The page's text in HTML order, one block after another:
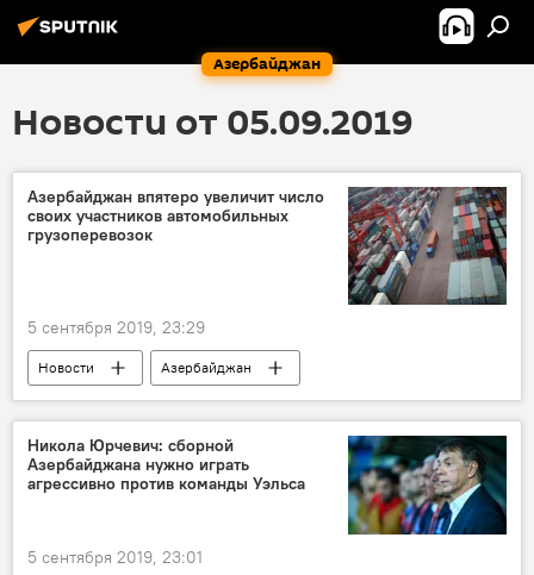
Азербайджан
Новости от 05.09.2019
Азербайджан впятеро увеличит число
своих участников автомобильных
грузоперевозок
5 сентября 2019, 23:29
Новости
Азербайджан
Новости мира
Экономика
Грузоперевозки
Никола Юрчевич: сборной
Азербайджана нужно играть
агрессивно против команды Уэльса
5 сентября 2019, 23:01